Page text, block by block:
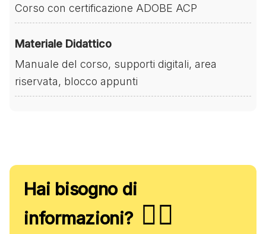
Corso con certificazione ADOBE ACP
Materiale Didattico
Manuale del corso, supporti digitali, area
riservata, blocco appunti
Hai bisogno di
informazioni? ✋🏻